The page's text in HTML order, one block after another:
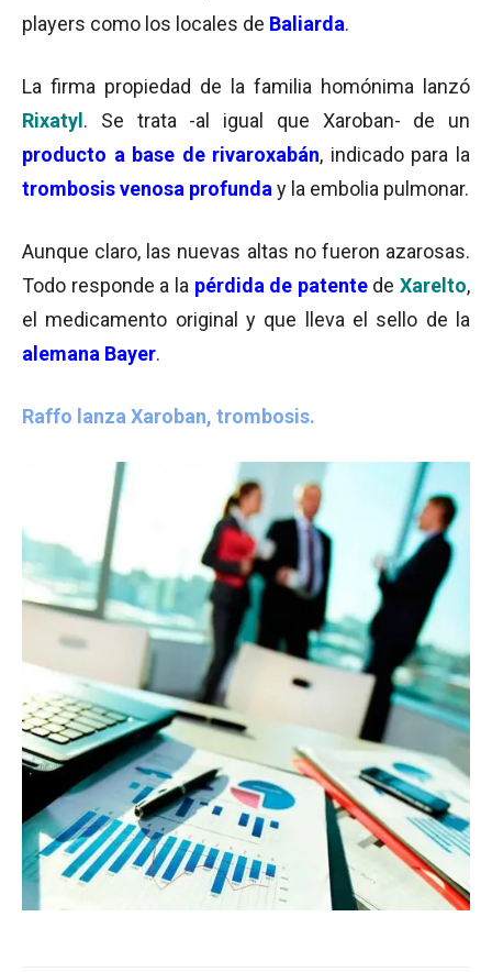
players como los locales de Baliarda.
La firma propiedad de la familia homónima lanzó
Rixatyl . Se trata -al igual que Xaroban- de un
producto a base de rivaroxabán, indicado para la
trombosis venosa profunda y la embolia pulmonar.
Aunque claro, las nuevas altas no fueron azarosas.
Todo responde a la pérdida de patentede Xarelto,
el medicamento original y que lleva el sello de la
alemana Bayer.
Raffo lanza Xaroban, trombosis.